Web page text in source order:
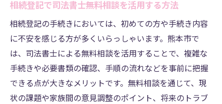
相続登記で司法書士無料相談を活用する方法
相続登記の手続きにおいては、初めての方や手続き内容
に不安を感じる方が多くいらっしゃいます。熊本市で
は、司法書士による無料相談を活用することで、複雑な
手続きや必要書類の確認、手順の流れなどを事前に把握
できる点が大きなメリットです。無料相談を通じて、現
状の課題や家族間の意見調整のポイント、将来のトラブ